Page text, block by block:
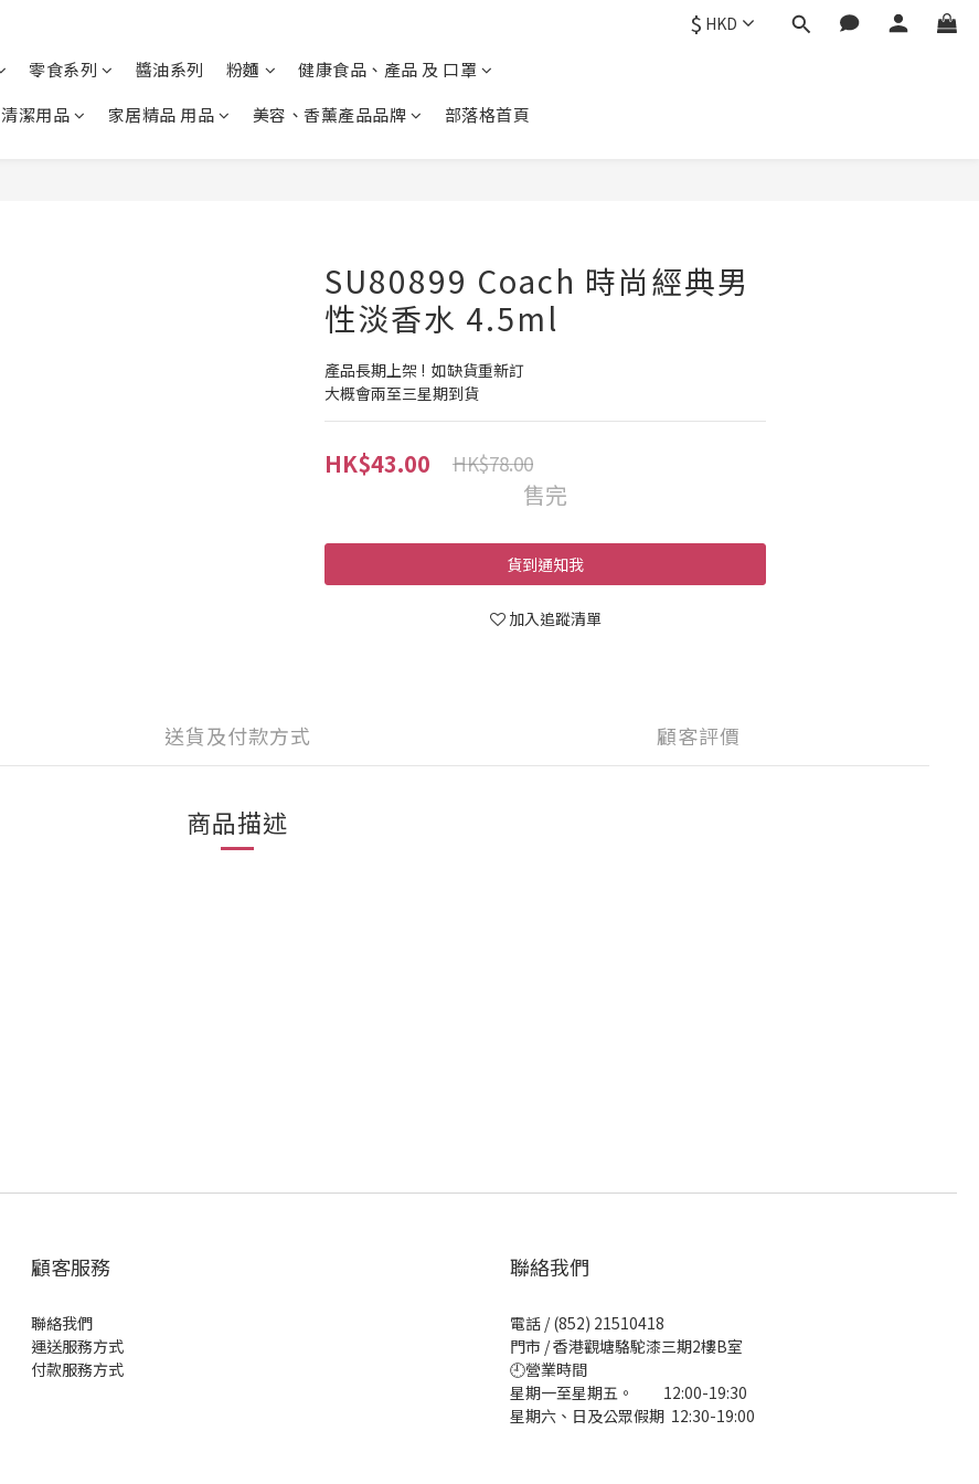
$ HKD
零食系列 醬油系列 粉麵
健康食品、產品 及 口罩
清潔用品 家居精品 用品 美容、香薰產品品牌 部落格首頁
SU80899 Coach 時尚經典男
性淡香水 4.5ml
產品長期上架 !  如缺貨重新訂
大概會兩至三星期到貨
HK$43.00 HK$78.00
售完
貨到通知我
加入追蹤清單
送貨及付款方式 顧客評價
商品描述
顧客服務
聯絡我們
運送服務方式
付款服務方式
聯絡我們
電話 / (852) 21510418
門市 / 香港觀塘駱駝漆三期2樓B室
🕘營業時間
星期一至星期五。 12:00-19:30
星期六、日及公眾假期 12:30-19:00